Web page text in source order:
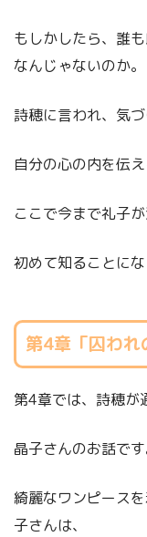
もしかしたら、誰
なんじゃないのか。
詩穂に言われ、気
自分の心の内を伝
ここで今まで礼子
初めて知ることにな
第4章「囚われ
第4章では、詩穂が
晶子さんのお話です
綺麗なワンピース
子さんは、